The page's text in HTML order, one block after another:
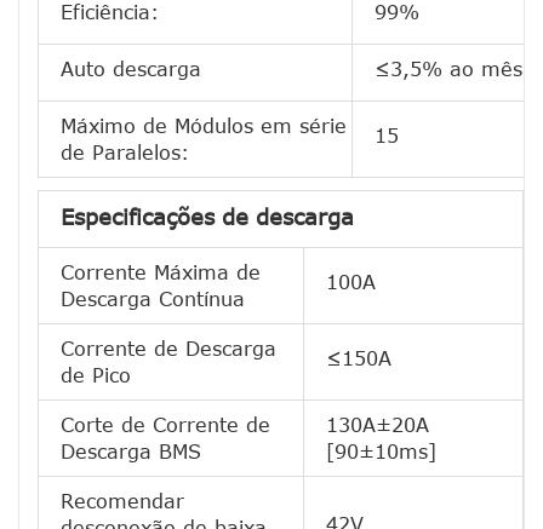
Eficiência: 99%
Auto descarga ≤3,5% ao mês
Máximo de Módulos em série
de Paralelos:
15
Especificações de descarga
Corrente Máxima de
Descarga Contínua
100A
Corrente de Descarga
de Pico
≤150A
Corte de Corrente de
Descarga BMS
130A±20A
[90±10ms]
Recomendar
42V